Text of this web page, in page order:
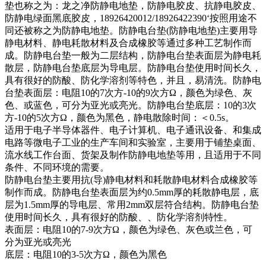
垫也称之为：龙之净防静电地垫，防静电胶皮、抗静电胶皮、
防静电绿面黑底胶皮，18926420012/18926422390‘按照用途不
同还被称之为防静电地垫。防静电台垫(防静电地垫)主要用导
静电材料、静电耗散材料及合成橡胶等通过多种工艺制作而
成。防静电台垫一般为二层结构，防静电台垫表面层为静电耗
散层，防静电台垫底层为导电层。防静电台垫使用时间长久，
具有很好的防酸、防化学溶剂等特色，并且，易清洗。防静电
台垫表面层：电阻10的7次方-10的9次方Ω，颜色为绿色、灰
色、或蓝色，可分为亚光或亮光。防静电台垫底层：10的3次
方-10的5次方Ω，颜色为黑色，静电散除时间：＜0.5s。
适用于电子半导体器件、电子计算机、电子通讯设备、和集成
电路等微电子工业的生产车间和实验室，主要用于铺垫桌面、
流水线工作台面、货架及制作防静电地垫等用，且适用于不同
条件、不同环境的需要。
防静电台垫主要用抗(导)静电材料和耗散静电材料合成橡胶等
制作而成。防静电台垫表面层为约0.5mm厚的耗散静电层，底
层为1.5mm厚的导电层、常用2mm双层符合结构。防静电台垫
使用时间长久，具有很好的防酸、、防化学溶剂特性。
表面层：电阻10的7-9次方Ω，颜色为绿色、灰色或兰色，可
分为亚光或亮光
底层：电阻10的3-5次方Ω，颜色为黑色